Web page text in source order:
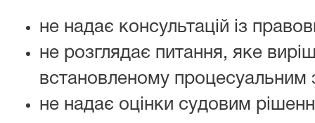
не надає консультацій із
не розглядає питання, яке
встановленому процесуальним
не надає оцінки судовим